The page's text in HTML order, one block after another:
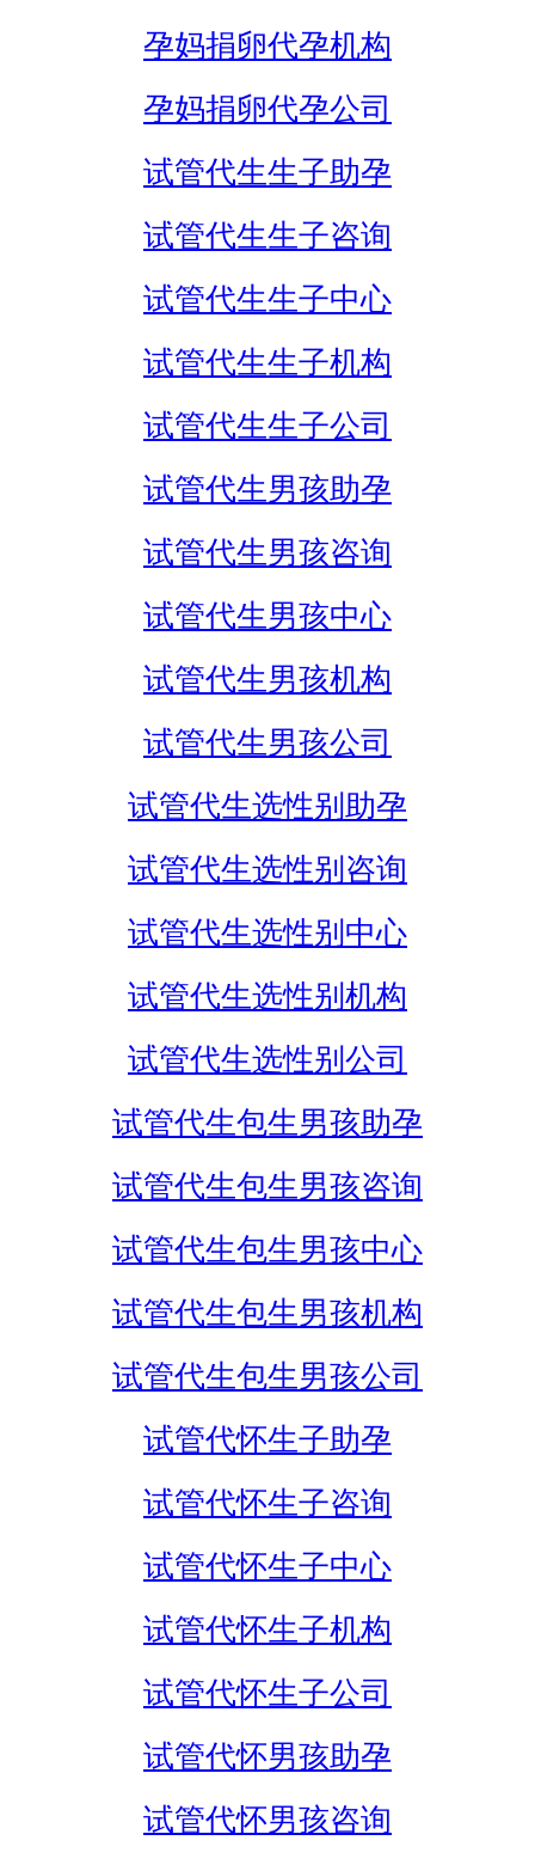
孕妈捐卵代孕机构
孕妈捐卵代孕公司
试管代生生子助孕
试管代生生子咨询
试管代生生子中心
试管代生生子机构
试管代生生子公司
试管代生男孩助孕
试管代生男孩咨询
试管代生男孩中心
试管代生男孩机构
试管代生男孩公司
试管代生选性别助孕
试管代生选性别咨询
试管代生选性别中心
试管代生选性别机构
试管代生选性别公司
试管代生包生男孩助孕
试管代生包生男孩咨询
试管代生包生男孩中心
试管代生包生男孩机构
试管代生包生男孩公司
试管代怀生子助孕
试管代怀生子咨询
试管代怀生子中心
试管代怀生子机构
试管代怀生子公司
试管代怀男孩助孕
试管代怀男孩咨询